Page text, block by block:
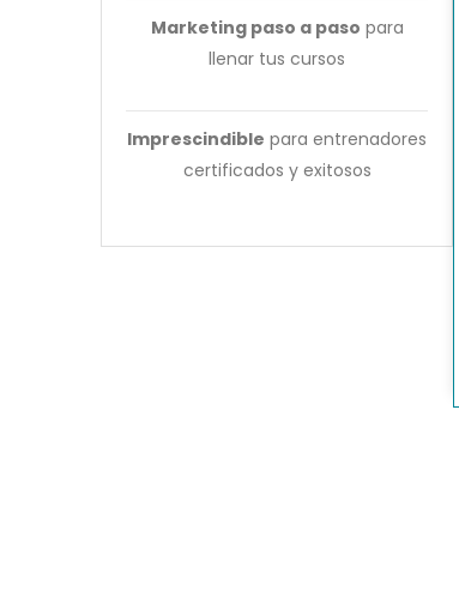
Marketing paso a paso para
llenar tus cursos
Imprescindible para entrenadores
certificados y exitosos